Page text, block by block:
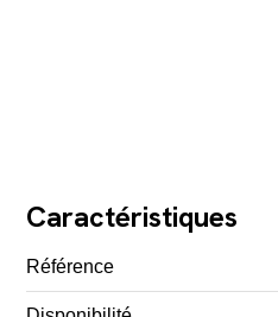
Caractéristiques
Référence